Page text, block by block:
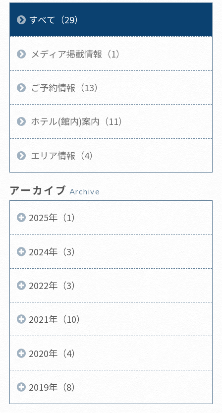
すべて（29）
メディア掲載情報（1）
ご予約情報（13）
ホテル(館内)案内（11）
エリア情報（4）
アーカイブ Archive
2025年（1）
2024年（3）
2022年（3）
2021年（10）
2020年（4）
2019年（8）